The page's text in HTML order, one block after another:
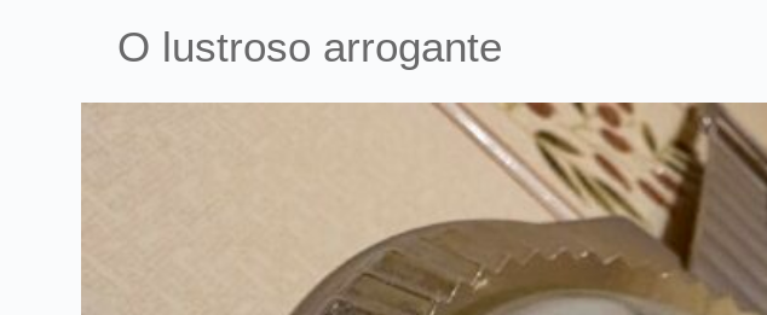
O lustroso arrogante